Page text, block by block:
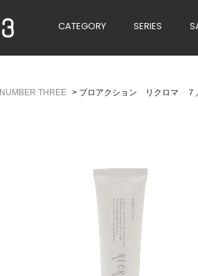
CATEGORY SERIES
NUMBER THREE > プロアクション リクロマ ７